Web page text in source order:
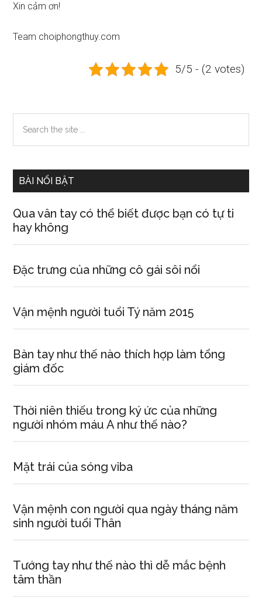
Xin cảm ơn!
Team choiphongthuy.com
5/5 - (2 votes)
Primary
Sidebar
the
BÀI NỔI BẬT
Qua vân tay có thể biết được bạn có tự ti
hay không
Đặc trưng của những cô gái sôi nổi
Vận mệnh người tuổi Tý năm 2015
Bàn tay như thế nào thích hợp làm tổng
giám đốc
Thời niên thiếu trong ký ức của những
người nhóm máu A như thế nào?
Mặt trái của sóng viba
Vận mệnh con người qua ngày tháng năm
sinh người tuổi Thân
Tướng tay như thế nào thì dễ mắc bệnh
tâm thần